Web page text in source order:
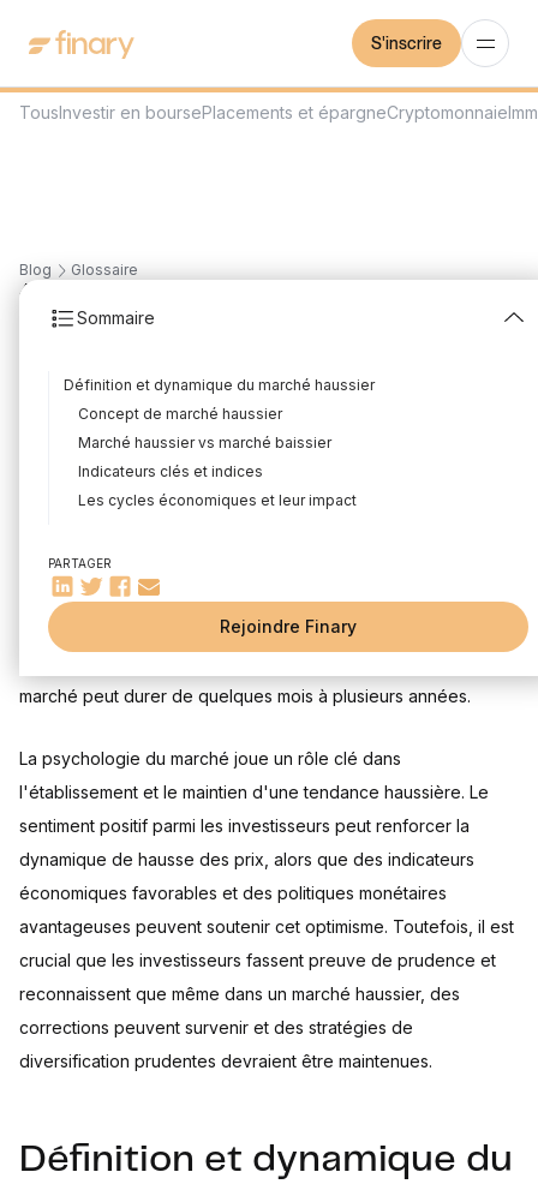
S'inscrire
Blog Glossaire
Sommaire
Définition et dynamique du marché haussier
Concept de marché haussier
Marché haussier vs marché baissier
Indicateurs clés et indices
Les cycles économiques et leur impact
Analyse des actions et sélection de portefeuille
Gestion des risques et diversification
Investissement à long terme vs spéculation à court terme
L'importance des liquidités et l'effet de levier
PARTAGER
Rejoindre Finary
4
Rédigé parMounir Laggoune Édité parMounir Laggoune
Dans un contexte de marché haussier, les investisseurs sont
alimentant ainsi la demande. Il est généralement admis que
pour qu'un marché puisse être qualifié de haussier, il faut
observer une augmentation de 20% ou plus suite à un déclin
marché peut durer de quelques mois à plusieurs années.
La psychologie du marché joue un rôle clé dans
l'établissement et le maintien d'une tendance haussière. Le
sentiment positif parmi les investisseurs peut renforcer la
dynamique de hausse des prix, alors que des indicateurs
économiques favorables et des politiques monétaires
avantageuses peuvent soutenir cet optimisme. Toutefois, il est
crucial que les investisseurs fassent preuve de prudence et
reconnaissent que même dans un marché haussier, des
corrections peuvent survenir et des stratégies de
diversification prudentes devraient être maintenues.
Définition et dynamique du
TousInvestir en boursePlacements et épargneCryptomonnaie